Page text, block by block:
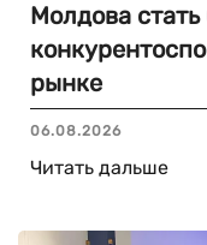
Молдова стать
рынке
06.08.2026
Читать дальше